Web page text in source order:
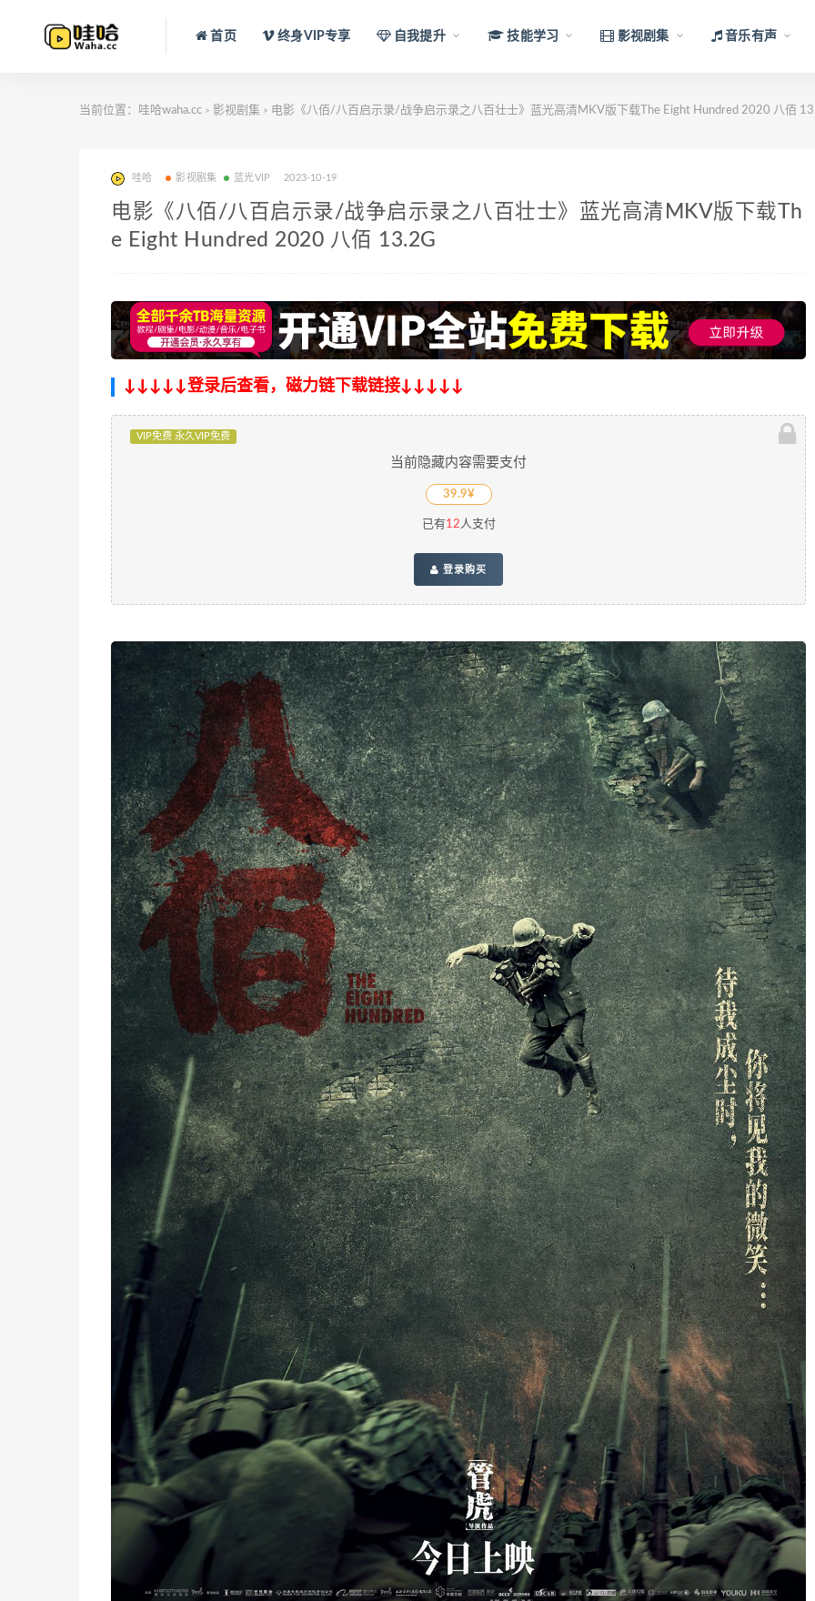
首页 终身VIP专享 自我提升 技能学习 影视剧集 音乐有声
当前位置： 哇哈waha.cc > 影视剧集 > 电影《八佰/八百启示录/战争启示录之八百壮士》蓝光高清MKV版下载The Eight Hundred 2020 八佰
哇哈 影视剧集 蓝光VIP 2023-10-19
电影《八佰/八百启示录/战争启示录之八百壮士》蓝光高清MKV版下载Th
e Eight Hundred 2020 八佰 13.2G
↓↓↓↓↓登录后查看，磁力链下载链接↓↓↓↓↓
VIP免费 永久VIP免费
当前隐藏内容需要支付
39.9¥
已有12人支付
登录购买